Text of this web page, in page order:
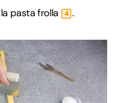
pasta frolla 4 .